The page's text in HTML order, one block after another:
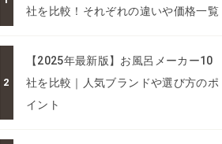
社を比較！それぞれの違いや価格一覧
【2025年最新版】お風呂メーカー10
社を比較｜人気ブランドや選び方のポ
イント